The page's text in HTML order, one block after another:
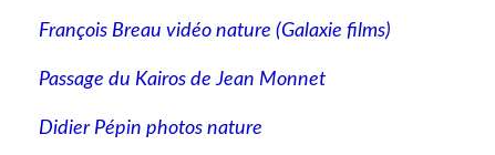
François Breau vidéo nature (Galaxie films)
Passage du Kairos de Jean Monnet
Didier Pépin photos nature